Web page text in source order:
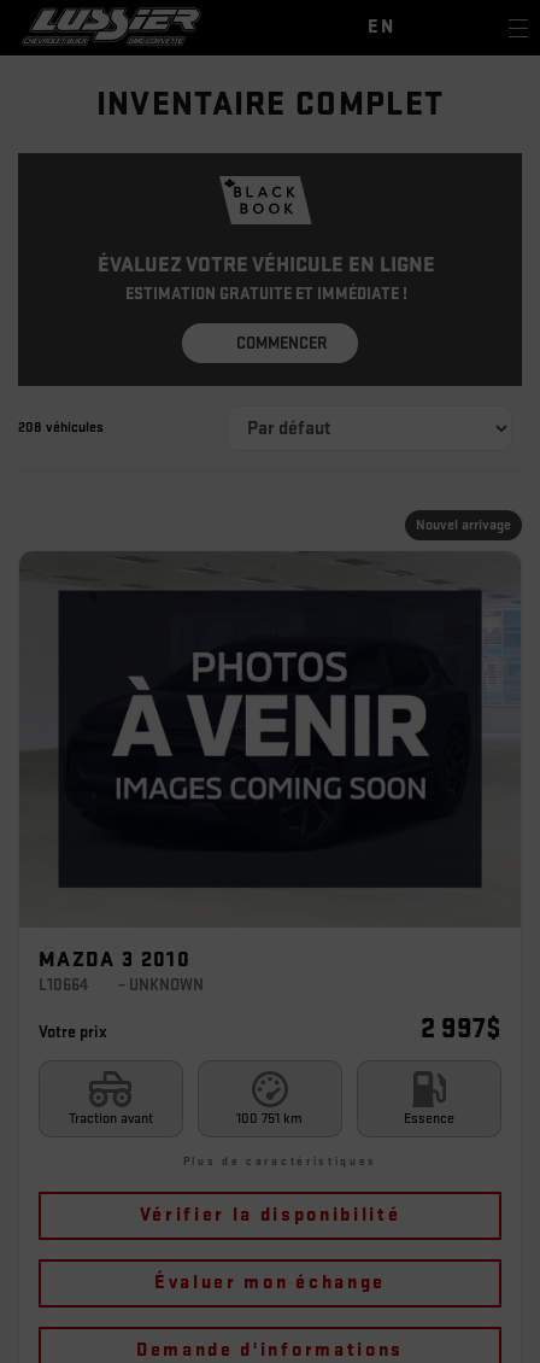
EN
INVENTAIRE COMPLET
ÉVALUEZ VOTRE VÉHICULE EN LIGNE
ESTIMATION GRATUITE ET IMMÉDIATE !
COMMENCER
208 véhicules
Nouvel arrivage
MAZDA 3 2010
L10664 – UNKNOWN
Votre prix 2 997$
Traction avant 100 751 km Essence
Plus de caractéristiques
Vérifier la disponibilité
Évaluer mon échange
Demande d'informations